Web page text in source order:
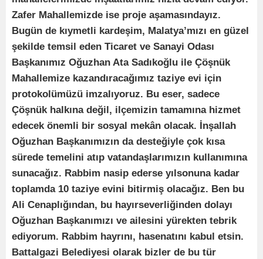
Zafer Mahallemizde ise proje aşamasındayız.
Bugün de kıymetli kardeşim, Malatya’mızı en güzel
şekilde temsil eden Ticaret ve Sanayi Odası
Başkanımız Oğuzhan Ata Sadıkoğlu ile Çöşnük
Mahallemize kazandıracağımız taziye evi için
protokolümüzü imzalıyoruz. Bu eser, sadece
Çöşnük halkına değil, ilçemizin tamamına hizmet
edecek önemli bir sosyal mekân olacak. İnşallah
Oğuzhan Başkanımızın da desteğiyle çok kısa
sürede temelini atıp vatandaşlarımızın kullanımına
sunacağız. Rabbim nasip ederse yılsonuna kadar
toplamda 10 taziye evini bitirmiş olacağız. Ben bu
Ali Cenaplığından, bu hayırseverliğinden dolayı
Oğuzhan Başkanımızı ve ailesini yürekten tebrik
ediyorum. Rabbim hayrını, hasenatını kabul etsin.
Battalgazi Belediyesi olarak bizler de bu tür